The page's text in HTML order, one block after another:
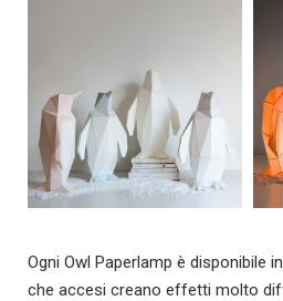
Ogni Owl Paperlamp è disponibile
che accesi creano effetti molto